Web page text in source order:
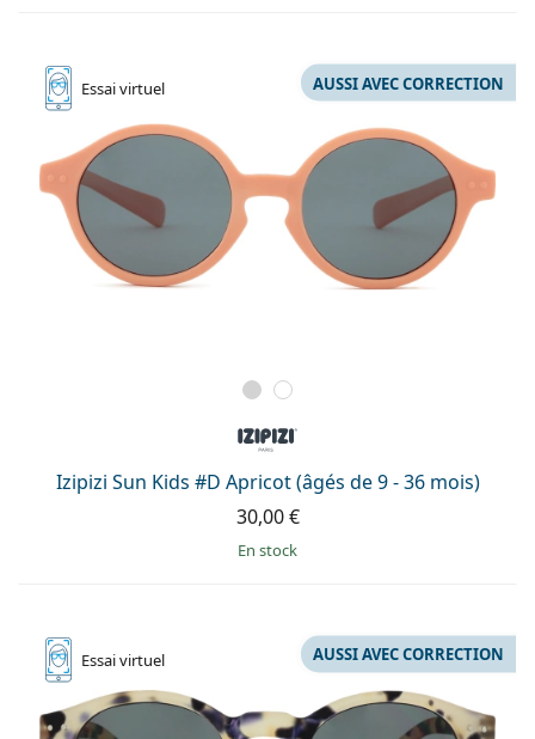
Essaivirtuel
Izipizi Sun Kids #D Apricot (âgés de 9 - 36 mois)
AUSSI AVEC CORRECTION
30,00 €
en stock
Essaivirtuel AUSSI AVEC CORRECTION